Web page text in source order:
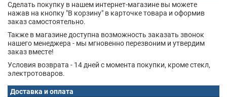
Сделать покупку в нашем интернет-магазине вы можете
нажав на кнопку "В корзину" в карточке товара и оформив
заказ самостоятельно.
Также в магазине доступна возможность заказать звонок
нашего менеджера - мы мгновенно перезвоним и утвердим
заказ вместе!
Условия возврата - 14 дней с момента покупки, кроме стекл,
электротоваров.
Доставка и оплата